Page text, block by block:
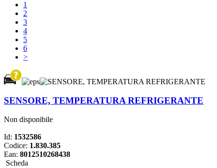
1
2
3
4
5
6
>
SENSORE, TEMPERATURA REFRIGERANTE
Non disponibile
Id: 1532586
Codice: 1.830.385
Ean: 8012510268438
Scheda